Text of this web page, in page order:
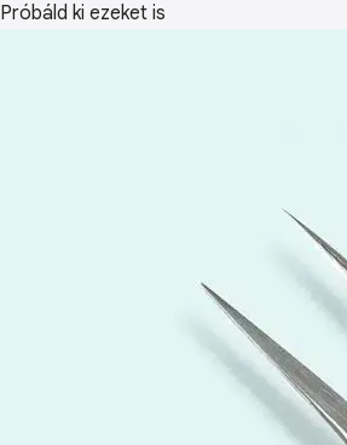
Próbáld ki ezeket is